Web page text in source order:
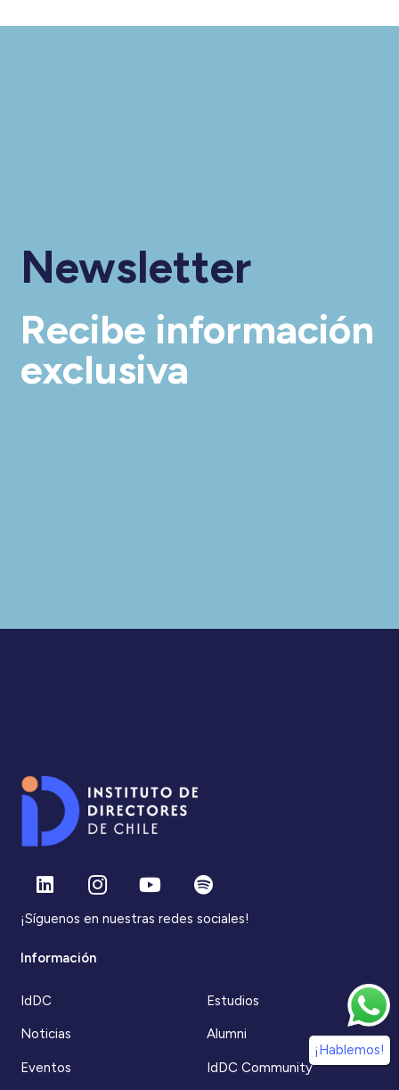
Newsletter
Recibe información
exclusiva
¡Síguenos en nuestras redes sociales!
Información
IdDC
Noticias
Eventos
Estudios
Alumni
IdDC Community
¡Hablemos!